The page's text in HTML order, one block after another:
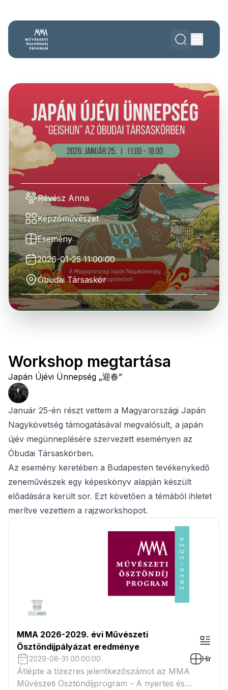
Révész Anna
Képzőművészet
Esemény
2026-01-25 11:00:00
Óbudai Társaskör
Workshop megtartása
Japán Újévi Ünnepség „迎春”
Január 25-én részt vettem a Magyarországi Japán
Nagykövetség támogatásával megvalósult, a japán
újév megünneplésére szervezett eseményen az
Óbudai Társaskörben.
Az esemény keretében a Budapesten tevékenykedő
zeneművészek egy képeskönyv alapján készült
előadására került sor. Ezt követően a témából ihletet
merítve vezettem a rajzworkshopot.
MMA 2026-2029. évi Művészeti
Ösztöndíjpályázat eredménye
2029-08-31 00:00:00 Hír
Átlépte a tízezres jelentkezőszámot az MMA
Művészeti Ösztöndíjprogram - A nyertes és